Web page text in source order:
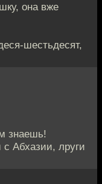
она вже
шестьдесят,
знаешь!
Абхазии, лруги